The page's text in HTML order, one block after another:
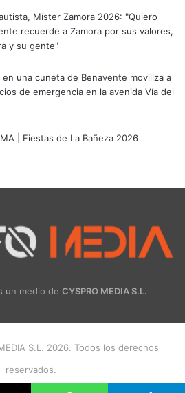
Míster Zamora 2026: "Quiero
recuerde a Zamora por sus valores,
y su gente"
en una cuneta de Benavente moviliza a
de emergencia en la avenida Vía del
| Fiestas de La Bañeza 2026
un medio de CYSPRO MEDIA S.L.
S.L. 2026. Todos los derechos
reservados.